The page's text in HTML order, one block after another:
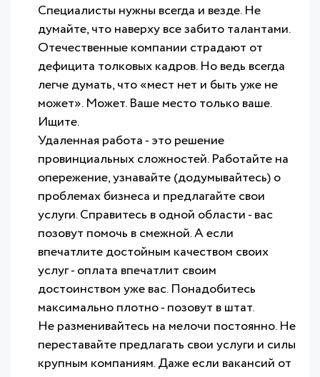
Специалисты нужны всегда и везде. Не
думайте, что наверху все забито талантами.
Отечественные компании страдают от
дефицита толковых кадров. Но ведь всегда
легче думать, что «мест нет и быть уже не
может». Может. Ваше место только ваше.
Ищите.
Удаленная работа - это решение
провинциальных сложностей. Работайте на
опережение, узнавайте (додумывайтесь) о
проблемах бизнеса и предлагайте свои
услуги. Справитесь в одной области - вас
позовут помочь в смежной. А если
впечатлите достойным качеством своих
услуг - оплата впечатлит своим
достоинством уже вас. Понадобитесь
максимально плотно - позовут в штат.
Не разменивайтесь на мелочи постоянно. Не
переставайте предлагать свои услуги и силы
крупным компаниям. Даже если вакансий от